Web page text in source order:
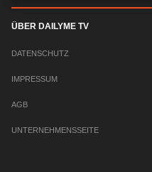
ÜBER DAILYME TV
DATENSCHUTZ
IMPRESSUM
AGB
UNTERNEHMENSSEITE